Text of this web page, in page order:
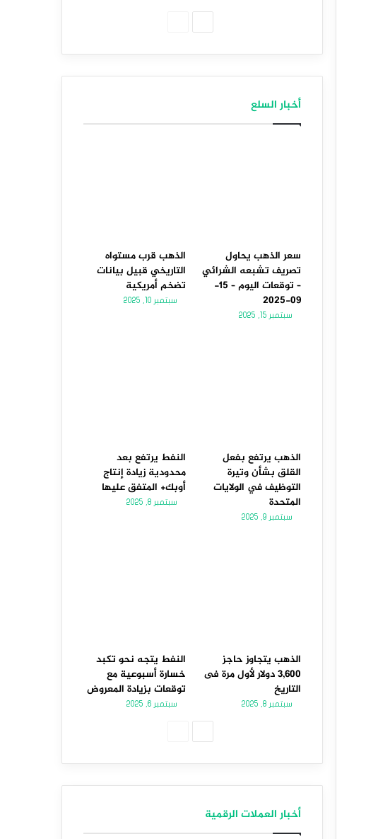
أخبار السلع
سعر الذهب يحاول
تصريف تشبعه الشرائي
– توقعات اليوم – 15-
09-2025
سبتمبر 15, 2025
الذهب قرب مستواه
التاريخي قبيل بيانات
تضخم أمريكية
سبتمبر 10, 2025
الذهب يرتفع بفعل
القلق بشأن وتيرة
التوظيف في الولايات
المتحدة
سبتمبر 9, 2025
النفط يرتفع بعد
محدودية زيادة إنتاج
أوبك+ المتفق عليها
سبتمبر 8, 2025
الذهب يتجاوز حاجز
3,600 دولار لأول مرة فى
التاريخ
سبتمبر 8, 2025
النفط يتجه نحو تكبد
خسارة أسبوعية مع
توقعات بزيادة المعروض
سبتمبر 6, 2025
أخبار العملات الرقمية